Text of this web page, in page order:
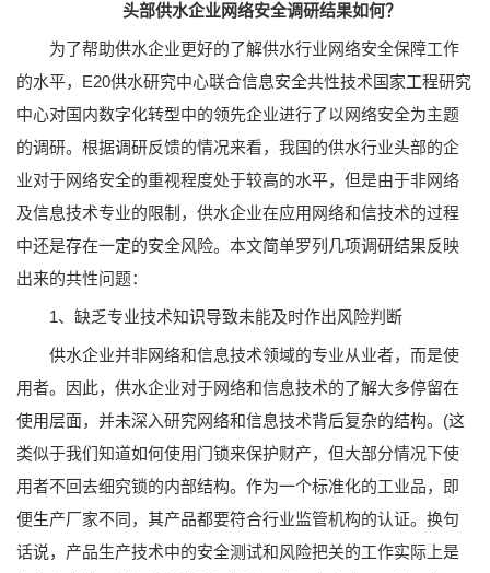
头部供水企业网络安全调研结果如何？
为了帮助供水企业更好的了解供水行业网络安全保障工作
的水平，E20供水研究中心联合信息安全共性技术国家工程研究
中心对国内数字化转型中的领先企业进行了以网络安全为主题
的调研。根据调研反馈的情况来看，我国的供水行业头部的企
业对于网络安全的重视程度处于较高的水平，但是由于非网络
及信息技术专业的限制，供水企业在应用网络和信技术的过程
中还是存在一定的安全风险。本文简单罗列几项调研结果反映
出来的共性问题：
1、缺乏专业技术知识导致未能及时作出风险判断
供水企业并非网络和信息技术领域的专业从业者，而是使
用者。因此，供水企业对于网络和信息技术的了解大多停留在
使用层面，并未深入研究网络和信息技术背后复杂的结构。(这
类似于我们知道如何使用门锁来保护财产，但大部分情况下使
用者不回去细究锁的内部结构。作为一个标准化的工业品，即
便生产厂家不同，其产品都要符合行业监管机构的认证。换句
话说，产品生产技术中的安全测试和风险把关的工作实际上是